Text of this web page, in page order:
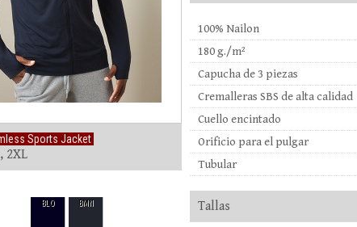
Sports Jacket
2XL
BLO BMN
100% Nailon
180 g./m²
Capucha de 3 piezas
Cremalleras SBS de alta calidad
Cuello encintado
Orificio para el pulgar
Tubular
Tallas